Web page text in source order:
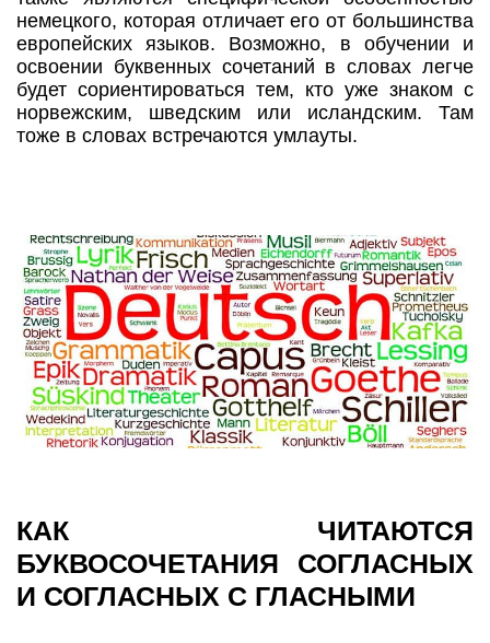
немецкого, которая отличает его от большинства
европейских языков. Возможно, в обучении и
освоении буквенных сочетаний в словах легче
будет сориентироваться тем, кто уже знаком с
норвежским, шведским или исландским. Там
тоже в словах встречаются умлауты.
КАК ЧИТАЮТСЯ
БУКВОСОЧЕТАНИЯ СОГЛАСНЫХ
И СОГЛАСНЫХ С ГЛАСНЫМИ